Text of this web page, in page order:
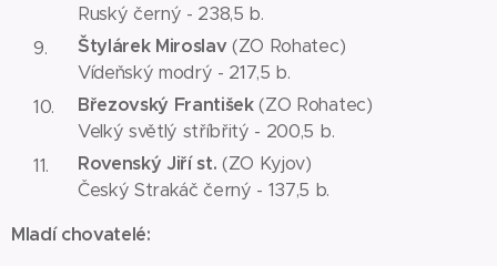
Ruský černý - 238,5 b.
Štylárek Miroslav(ZO Rohatec)
Vídeňský modrý - 217,5 b.
Březovský František(ZO Rohatec)
Velký světlý stříbřitý - 200,5 b.
Rovenský Jiří st. (ZO Kyjov)
Český Strakáč černý - 137,5 b.
Mladí chovatelé: